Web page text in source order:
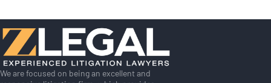
We are focused on being an excellent and